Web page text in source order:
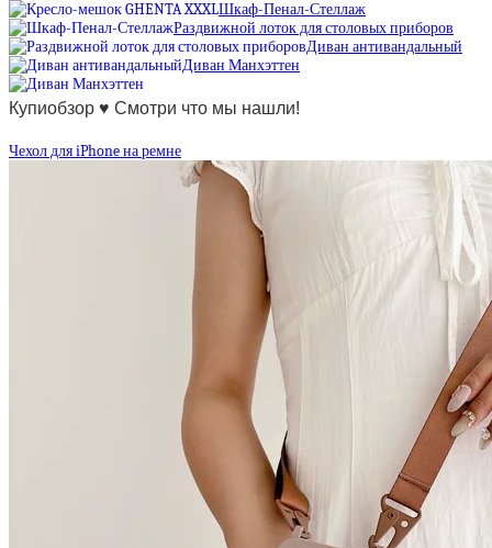
Шкаф-Пенал-Стеллаж
Раздвижной лоток для столовых приборов
Диван антивандальный
Диван Манхэттен
Купиобзор ♥ Смотри что мы нашли!
Чехол для iPhone на ремне